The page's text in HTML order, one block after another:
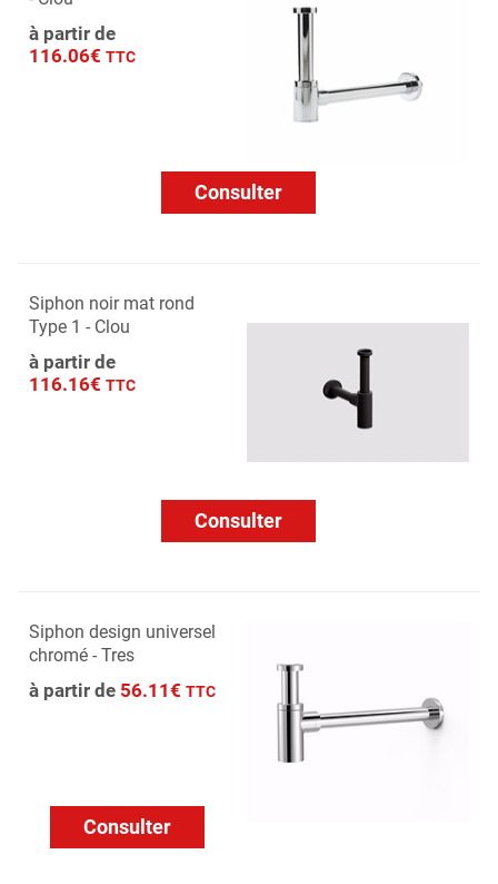
à partir de
116.06€ TTC
Consulter
Siphon noir mat rond
Type 1 - Clou
à partir de
116.16€ TTC
Consulter
Siphon design universel
chromé - Tres
à partir de 56.11€ TTC
Consulter